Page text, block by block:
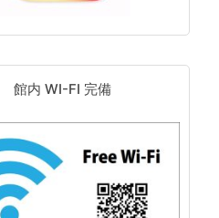
館内 WI-FI 完備